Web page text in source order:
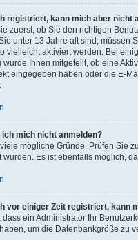
registriert, kann mich aber nicht
zuerst, ob Sie den richtigen
unter 13 Jahre alt sind, müssen
vielleicht aktiviert werden. Bei
wurde Ihnen mitgeteilt, ob eine
eingegeben haben oder die E-
ich mich nicht anmelden?
mögliche Gründe. Prüfen Sie
wurden. Es ist ebenfalls möglich,
vor einiger Zeit registriert, kann
dass ein Administrator Ihr
um die Datenbankgröße zu